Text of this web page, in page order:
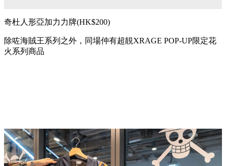
奇杜人形亞加力力牌(HK$200)
除咗海賊王系列之外，同場仲有超靚XRAGE POP-UP限定花
火系列商品